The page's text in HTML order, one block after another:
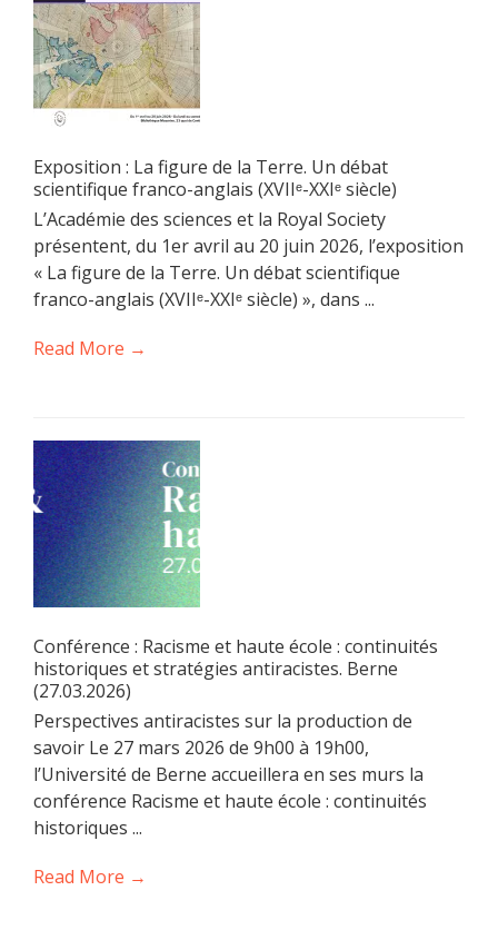
Exposition : La figure de la Terre. Un débat
scientifique franco-anglais (XVIIᵉ-XXIᵉ siècle)
L’Académie des sciences et la Royal Society
présentent, du 1er avril au 20 juin 2026, l’exposition
« La figure de la Terre. Un débat scientifique
franco-anglais (XVIIᵉ-XXIᵉ siècle) », dans ...
Read More →
Conférence : Racisme et haute école : continuités
historiques et stratégies antiracistes. Berne
(27.03.2026)
Perspectives antiracistes sur la production de
savoir Le 27 mars 2026 de 9h00 à 19h00,
l’Université de Berne accueillera en ses murs la
conférence Racisme et haute école : continuités
historiques ...
Read More →